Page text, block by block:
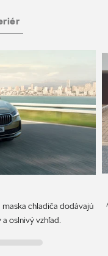
chladiča dodávajú
oslnivý vzhľad.